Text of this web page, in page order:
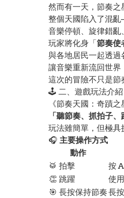
然而有一天，節奏之
整個天國陷入了混
音樂停頓、旋律錯亂
玩家將化身「 節奏使
與各地居民一起透過
讓音樂重新流回世界
這次的冒險不只是節
🕹️ 二、遊戲玩法介紹
《節奏天國：奇蹟
「聽節奏、抓拍子、
玩法雖簡單，但極具
🎧 主要操作方式
動作
🥁 拍擊
按
👏 跳躍
使
🎯 長按保持節奏長